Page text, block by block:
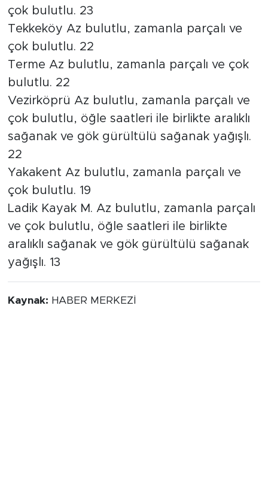
çok bulutlu. 23
Tekkeköy Az bulutlu, zamanla parçalı ve
çok bulutlu. 22
Terme Az bulutlu, zamanla parçalı ve çok
bulutlu. 22
Vezirköprü Az bulutlu, zamanla parçalı ve
çok bulutlu, öğle saatleri ile birlikte aralıklı
sağanak ve gök gürültülü sağanak yağışlı.
22
Yakakent Az bulutlu, zamanla parçalı ve
çok bulutlu. 19
Ladik Kayak M. Az bulutlu, zamanla parçalı
ve çok bulutlu, öğle saatleri ile birlikte
aralıklı sağanak ve gök gürültülü sağanak
yağışlı. 13
Kaynak: HABER MERKEZİ